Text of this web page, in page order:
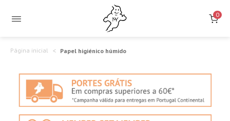
0
Página inicial Papel higiénico húmido